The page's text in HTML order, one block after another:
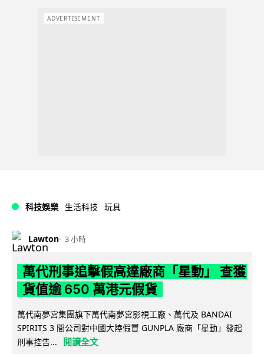
ADVERTISEMENT
科技娛樂 生活科技 玩具
Lawton 3 小時
萬代刑事追擊假高達廠商「星動」 查獲
貨值逾 650 萬港元假貨
萬代南夢宮集團旗下萬代南夢宮影視工廠、萬代及 BANDAI
SPIRITS 3 間公司對中國大陸假冒 GUNPLA 廠商「星動」發起
刑事控告...
閱讀全文